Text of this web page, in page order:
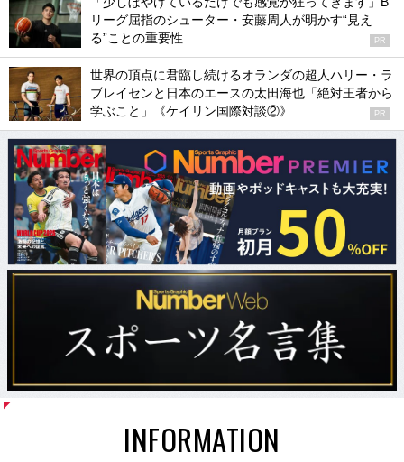
リーグ屈指のシューター・安藤周人が明かす“見え
る”ことの重要性
PR
世界の頂点に君臨し続けるオランダの超人ハリー・ラ
ブレイセンと日本のエースの太田海也「絶対王者から
学ぶこと」《ケイリン国際対談②》
PR
INFORMATION